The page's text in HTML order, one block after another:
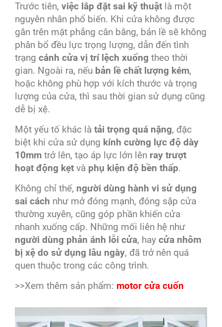
Trước tiên, việc lắp đặt sai kỹ thuật là một
nguyên nhân phổ biến. Khi cửa không được
gắn trên mặt phẳng cân bằng, bản lề sẽ không
phân bổ đều lực trọng lượng, dẫn đến tình
trạng cánh cửa vị trí lệch xuống theo thời
gian. Ngoài ra, nếu bản lề chất lượng kém,
hoặc không phù hợp với kích thước và trọng
lượng của cửa, thì sau thời gian sử dụng cũng
dễ bị xệ.
Một yếu tố khác là tải trọng quá nặng, đặc
biệt khi cửa sử dụng kính cường lực độ dày
10mm trở lên, tạo áp lực lớn lên ray trượt
hoạt động kẹt và phụ kiện độ bền thấp.
Không chỉ thế, người dùng hành vi sử dụng
sai cách như mở đóng mạnh, đóng sập cửa
thường xuyên, cũng góp phần khiến cửa
nhanh xuống cấp. Những mối liên hệ như
người dùng phản ánh lỗi cửa, hay cửa nhôm
bị xệ do sử dụng lâu ngày, đã trở nên quá
quen thuộc trong các công trình.
>>Xem thêm sản phẩm: motor cửa cuốn